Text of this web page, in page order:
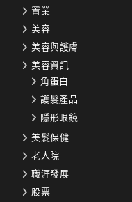
置業
美容
美容與護膚
美容資訊
角蛋白
護髮產品
隱形眼鏡
美髮保健
老人院
職涯發展
股票